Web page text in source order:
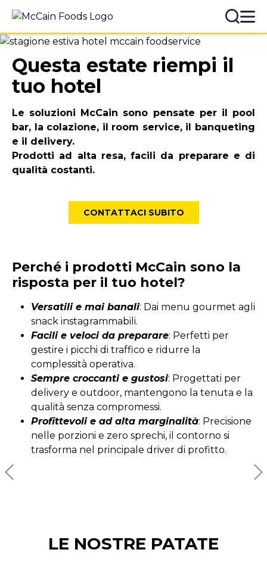
Questa estate riempi il
tuo hotel
Le soluzioni McCain sono pensate per il pool
bar, la colazione, il room service, il banqueting
e il delivery.
Prodotti ad alta resa, facili da preparare e di
qualità costanti.
CONTATTACI SUBITO
Perché i prodotti McCain sono la
risposta per il tuo hotel?
Versatili e mai banali: Dai menu gourmet agli
snack instagrammabili.
Facili e veloci da preparare: Perfetti per
gestire i picchi di traffico e ridurre la
complessità operativa.
Sempre croccanti e gustosi: Progettati per
delivery e outdoor, mantengono la tenuta e la
qualità senza compromessi.
Profittevoli e ad alta marginalità: Precisione
nelle porzioni e zero sprechi, il contorno si
trasforma nel principale driver di profitto.
LE NOSTRE PATATE